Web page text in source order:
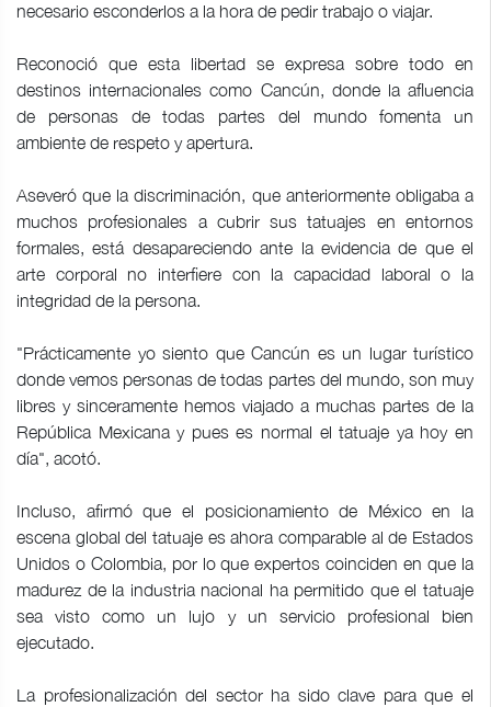
necesario esconderlos a la hora de pedir trabajo o viajar.
Reconoció que esta libertad se expresa sobre todo en
destinos internacionales como Cancún, donde la afluencia
de personas de todas partes del mundo fomenta un
ambiente de respeto y apertura.
Aseveró que la discriminación, que anteriormente obligaba a
muchos profesionales a cubrir sus tatuajes en entornos
formales, está desapareciendo ante la evidencia de que el
arte corporal no interfiere con la capacidad laboral o la
integridad de la persona.
"Prácticamente yo siento que Cancún es un lugar turístico
donde vemos personas de todas partes del mundo, son muy
libres y sinceramente hemos viajado a muchas partes de la
República Mexicana y pues es normal el tatuaje ya hoy en
día", acotó.
Incluso, afirmó que el posicionamiento de México en la
escena global del tatuaje es ahora comparable al de Estados
Unidos o Colombia, por lo que expertos coinciden en que la
madurez de la industria nacional ha permitido que el tatuaje
sea visto como un lujo y un servicio profesional bien
ejecutado.
La profesionalización del sector ha sido clave para que el